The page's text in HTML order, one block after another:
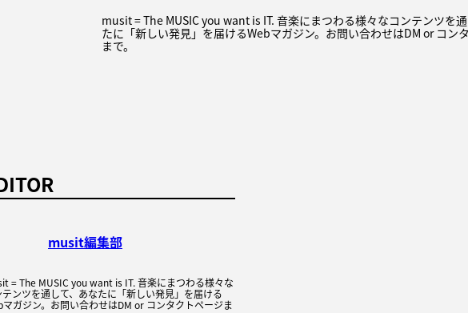
musit = The MUSIC you want is IT. 音楽にまつわる様々なコンテンツを
たに「新しい発見」を届けるWebマガジン。お問い合わせはDM or コン
まで。
musit編集部
= The MUSIC you want is IT. 音楽にまつわる様々な
テンツを通して、あなたに「新しい発見」を届ける
マガジン。お問い合わせはDM or コンタクトページま